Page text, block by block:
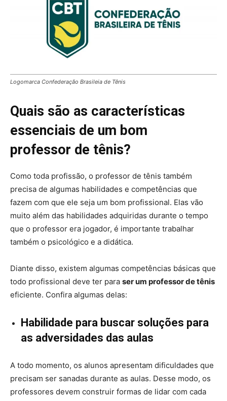
Logomarca Confederação Brasileia de Tênis
Quais são as características
essenciais de um bom
professor de tênis?
Como toda profissão, o professor de tênis também
precisa de algumas habilidades e competências que
fazem com que ele seja um bom profissional. Elas vão
muito além das habilidades adquiridas durante o tempo
que o professor era jogador, é importante trabalhar
também o psicológico e a didática.
Diante disso, existem algumas competências básicas que
todo profissional deve ter para ser um professor de tênis
eficiente. Confira algumas delas:
Habilidade para buscar soluções para
as adversidades das aulas
A todo momento, os alunos apresentam dificuldades que
precisam ser sanadas durante as aulas. Desse modo, os
professores devem construir formas de lidar com cada